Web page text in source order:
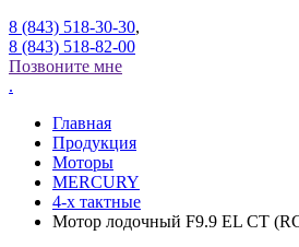
8 (843) 518-30-30,
8 (843) 518-82-00
Позвоните мне
.
Главная
Продукция
Моторы
MERCURY
4-x тактные
Мотор лодочный F9.9 EL CT